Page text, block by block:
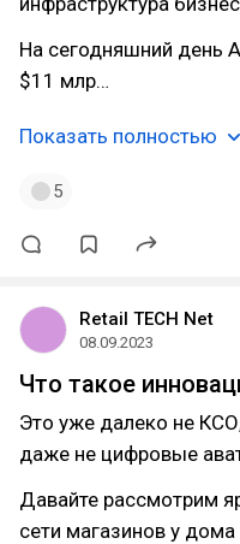
На сегодняшний день
$11 млр…
Показать полностью
5
Retail TECH Net
08.09.2023
Что такое
Это уже далеко не
даже не цифровые
Давайте рассмотрим
сети магазинов у